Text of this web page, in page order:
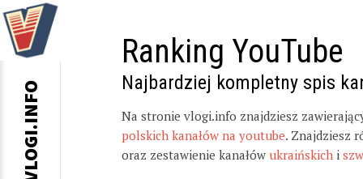
Ranking YouTube
Najbardziej kompletny spis
Na stronie vlogi.info znajdziesz
polskich kanałów na youtube. Znajdziesz
oraz zestawienie kanałów ukraińskich i
VLOGI.INFO